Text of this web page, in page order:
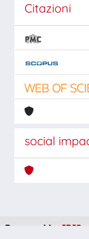
Citazioni
social
Powered by IRIS